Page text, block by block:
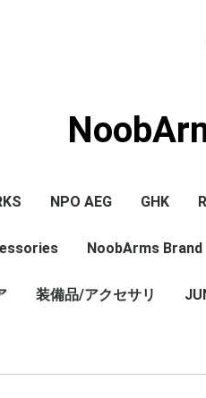
体
サリー
NPO AEG
NPO内部カスタム
エアガン本体
マガジン
パーツ
その他
GHK
GHK GBB
CO2マガ
パーツ
NoobArms Brand
Original sticker
Original item
Vintage・
AK Custom
装備品/アクセサリ